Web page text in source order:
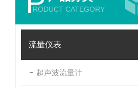
RODUCT CATEGORY
流量仪表
超声波流量计